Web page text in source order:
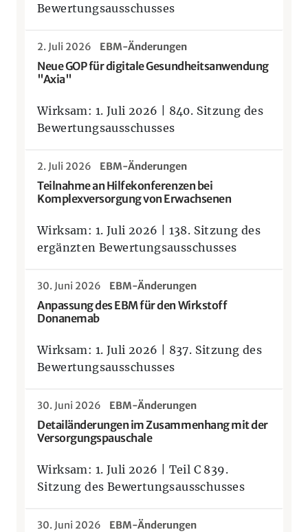
Bewertungsausschusses
Neue GOP für digitale Gesundheitsanwendung
"Axia"
2. Juli 2026 EBM-Änderungen
Wirksam: 1. Juli 2026 | 840. Sitzung des
Bewertungsausschusses
Teilnahme an Hilfekonferenzen bei
Komplexversorgung von Erwachsenen
2. Juli 2026 EBM-Änderungen
Wirksam: 1. Juli 2026 | 138. Sitzung des
ergänzten Bewertungsausschusses
Anpassung des EBM für den Wirkstoff
Donanemab
30. Juni 2026 EBM-Änderungen
Wirksam: 1. Juli 2026 | 837. Sitzung des
Bewertungsausschusses
Detailänderungen im Zusammenhang mit der
Versorgungspauschale
30. Juni 2026 EBM-Änderungen
Wirksam: 1. Juli 2026 | Teil C 839.
Sitzung des Bewertungsausschusses
30. Juni 2026 EBM-Änderungen